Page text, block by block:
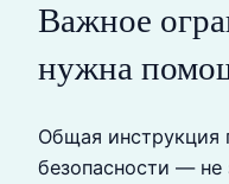
Важное
нужна
Общая инструкция
безопасности — не